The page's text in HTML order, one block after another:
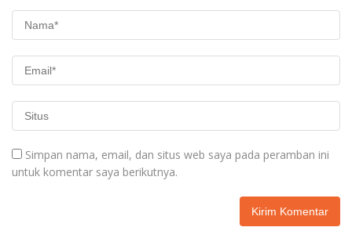
Simpan nama, email, dan situs web saya pada peramban ini
untuk komentar saya berikutnya.